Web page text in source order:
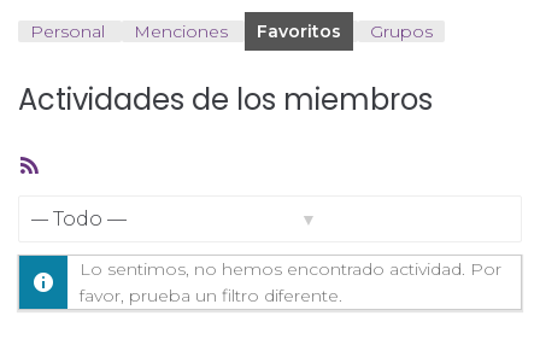
Personal Menciones Favoritos Grupos
Actividades de los miembros
Lo sentimos, no hemos encontrado actividad. Por
favor, prueba un filtro diferente.